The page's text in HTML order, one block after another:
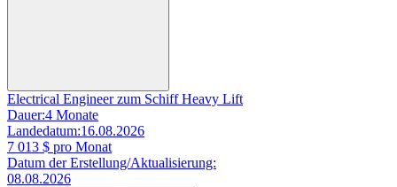
Electrical Engineer zum Schiff Heavy Lift
Dauer:4 Monate
Landedatum:16.08.2026
7 013 $ pro Monat
Datum der Erstellung/Aktualisierung:
08.08.2026